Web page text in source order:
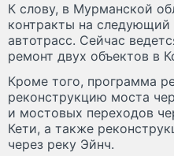
К слову, в Мурманской
контракты на следующий
автотрасс. Сейчас
ремонт двух объектов в
Кроме того, программа
реконструкцию моста
и мостовых переходов
Кети, а также
через реку Эйнч.